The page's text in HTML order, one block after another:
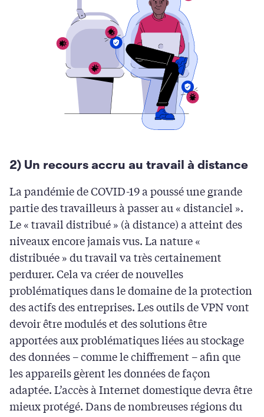
2) Un recours accru au travail à distance
La pandémie de COVID-19 a poussé une grande
partie des travailleurs à passer au « distanciel ».
Le « travail distribué » (à distance) a atteint des
niveaux encore jamais vus. La nature «
distribuée » du travail va très certainement
perdurer. Cela va créer de nouvelles
problématiques dans le domaine de la protection
des actifs des entreprises. Les outils de VPN vont
devoir être modulés et des solutions être
apportées aux problématiques liées au stockage
des données – comme le chiffrement – afin que
les appareils gèrent les données de façon
adaptée. L’accès à Internet domestique devra être
mieux protégé. Dans de nombreuses régions du